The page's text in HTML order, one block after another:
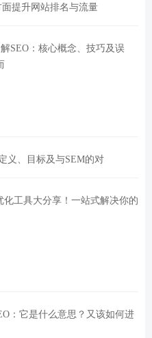
提升网站排名与流量
SEO：核心概念、技巧及误
义、目标及与SEM的对
化工具大分享！一站式解决你的
：它是什么意思？又该如何进